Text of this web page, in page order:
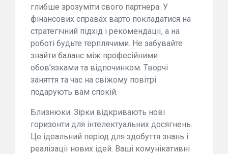
глибше зрозуміти свого партнера. У
фінансових справах варто покладатися на
стратегічний підхід і рекомендації, а на
роботі будьте терплячими. Не забувайте
знайти баланс між професійними
обов’язками та відпочинком. Творчі
заняття та час на свіжому повітрі
подарують вам спокій.
Близнюки: Зірки відкривають нові
горизонти для інтелектуальних досягнень.
Це ідеальний період для здобуття знань і
реалізації нових ідей. Ваші комунікативні